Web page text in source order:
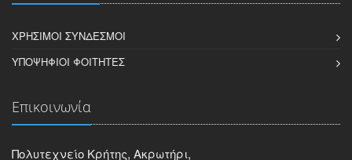
ΧΡΉΣΙΜΟΙ ΣΎΝΔΕΣΜΟΙ
ΥΠΟΨΉΦΙΟΙ ΦΟΙΤΗΤΈΣ
Επικοινωνία
Πολυτεχνείο Κρήτης, Ακρωτήρι,